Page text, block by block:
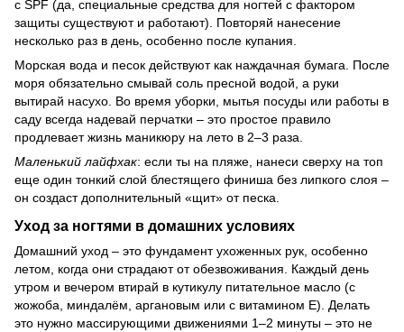
с SPF (да, специальные средства для ногтей с фактором
защиты существуют и работают). Повторяй нанесение
несколько раз в день, особенно после купания.
Морская вода и песок действуют как наждачная бумага. После
моря обязательно смывай соль пресной водой, а руки
вытирай насухо. Во время уборки, мытья посуды или работы в
саду всегда надевай перчатки – это простое правило
продлевает жизнь маникюру на лето в 2–3 раза.
Маленький лайфхак: если ты на пляже, нанеси сверху на топ
еще один тонкий слой блестящего финиша без липкого слоя –
он создаст дополнительный «щит» от песка.
Уход за ногтями в домашних условиях
Домашний уход – это фундамент ухоженных рук, особенно
летом, когда они страдают от обезвоживания. Каждый день
утром и вечером втирай в кутикулу питательное масло (с
жожоба, миндалём, аргановым или с витамином Е). Делать
это нужно массирующими движениями 1–2 минуты – это не